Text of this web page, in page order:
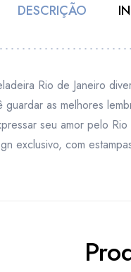
DESCRIÇÃO
Rio de Janeiro
as melhores
seu amor pelo
exclusivo, com